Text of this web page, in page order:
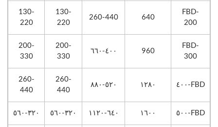
FBD-
200
640
260-440
130-
220
130-
220
FBD-
300
960 ٤٠٠-٦٦٠
200-
330
200-
330
FBD-٤٠٠ ١٢٨٠ ٥٢٠-٨٨٠
260-
440
260-
440
FBD-٥٠٠ ١٦٠٠ ٦٤٠-١١٢٠ ٣٢٠-٥٦٠ ٣٢٠-٥٦٠